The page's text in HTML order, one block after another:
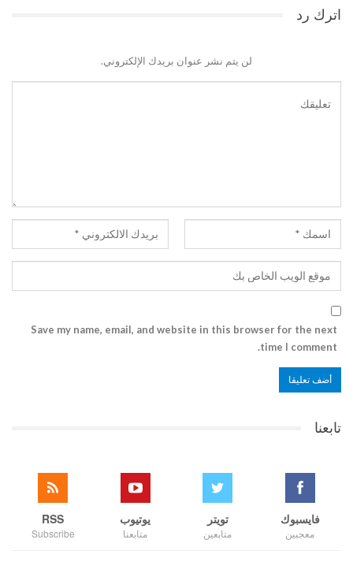
اترك رد
لن يتم نشر عنوان بريدك الإلكتروني.
Save my name, email, and website in this browser for the next
time I comment.
تابعنا
فايسبوك
معجبين
تويتر
متابعين
يوتيوب
متابعنا
RSS
Subscribe